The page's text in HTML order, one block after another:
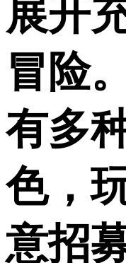
展开
冒险
有多
色，
意招